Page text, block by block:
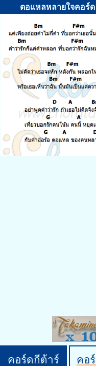
ตอแหลหลายใจคอร์
คอร์ดกีต้าร์ คอ